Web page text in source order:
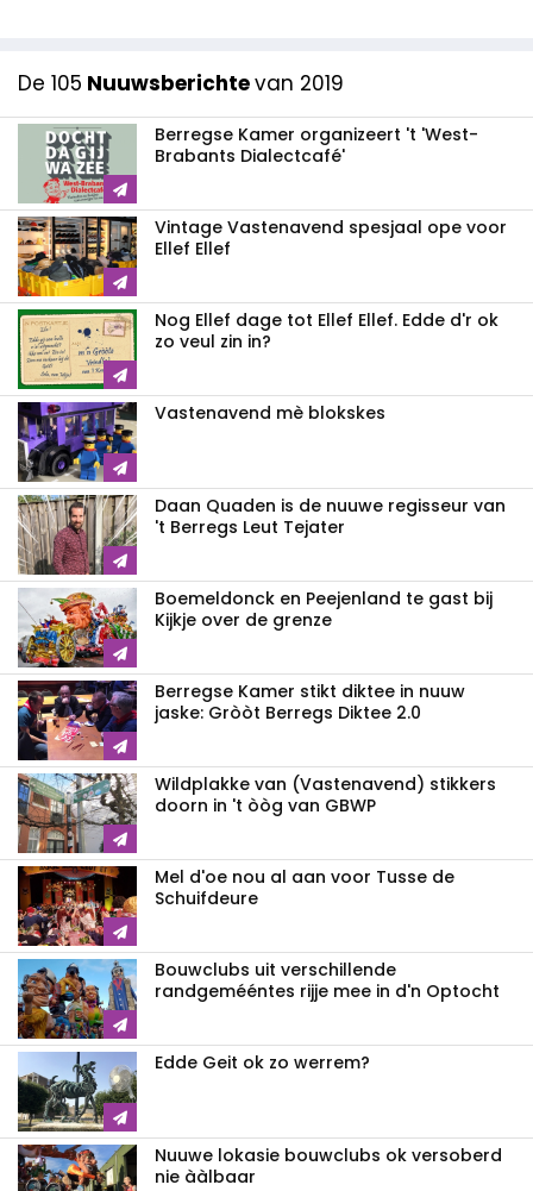
De 105 Nuuwsberichtevan 2019
Berregse Kamer organizeert 't 'West-
Brabants Dialectcafé'
Vintage Vastenavend spesjaal ope voor
Ellef Ellef
Nog Ellef dage tot Ellef Ellef. Edde d'r ok
zo veul zin in?
Vastenavend mè blokskes
Daan Quaden is de nuuwe regisseur van
't Berregs Leut Tejater
Boemeldonck en Peejenland te gast bij
Kijkje over de grenze
Berregse Kamer stikt diktee in nuuw
jaske: Gròòt Berregs Diktee 2.0
Wildplakke van (Vastenavend) stikkers
doorn in 't òòg van GBWP
Mel d'oe nou al aan voor Tusse de
Schuifdeure
Bouwclubs uit verschillende
randgemééntes rijje mee in d'n Optocht
Edde Geit ok zo werrem?
Nuuwe lokasie bouwclubs ok versoberd
nie ààlbaar